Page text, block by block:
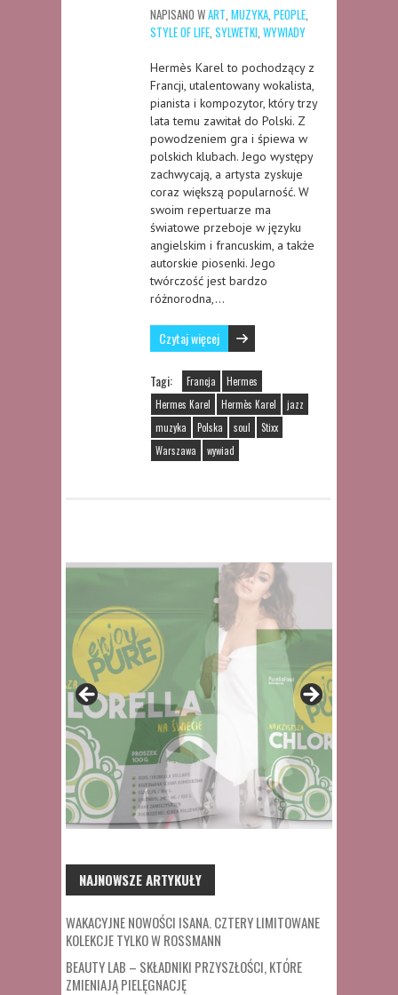
NAPISANO WART MUZYKA PEOPLE
STYLE OF LIFE SYLWETKI WYWIADY
Hermès Karel to pochodzący z
Francji, utalentowany wokalista,
pianista i kompozytor, który trzy
lata temu zawitał do Polski. Z
powodzeniem gra i śpiewa w
polskich klubach. Jego występy
zachwycają, a artysta zyskuje
coraz większą popularność. W
swoim repertuarze ma
światowe przeboje w języku
angielskim i francuskim, a także
autorskie piosenki. Jego
twórczość jest bardzo
różnorodna,…
Czytaj więcej
Tagi: Francja
Hermes
Hermes Karel
Hermès Karel
jazz
muzyka
Polska soul
Stixx
Warszawa
wywiad
NAJNOWSZE ARTYKUŁY
WAKACYJNE NOWOŚCI ISANA. CZTERY LIMITOWANE
KOLEKCJE TYLKO W ROSSMANN
BEAUTY LAB – SKŁADNIKI PRZYSZŁOŚCI, KTÓRE
ZMIENIAJĄ PIELĘGNACJĘ